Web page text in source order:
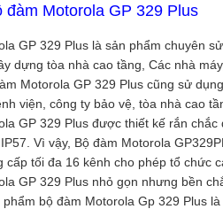
đàm Motorola GP 329 Plus
GP 329 Plus là sản phẩm chuyên
dựng tòa nhà cao tầng, Các nhà
Motorola GP 329 Plus cũng sử
viện, công ty bảo vệ, tòa nhà cao
GP 329 Plus được thiết kế rắn
Vì vậy, Bộ đàm Motorola
cấp tối đa 16 kênh cho phép tổ chức
GP 329 Plus nhỏ gọn nhưng bền
bộ đàm Motorola Gp 329 Plus